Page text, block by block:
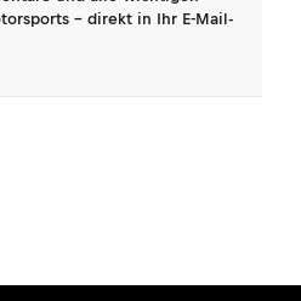
- direkt in Ihr E-Mail-